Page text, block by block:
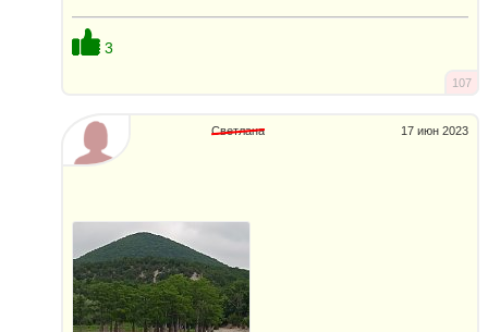
3
107
17 июн 2023
Светлана